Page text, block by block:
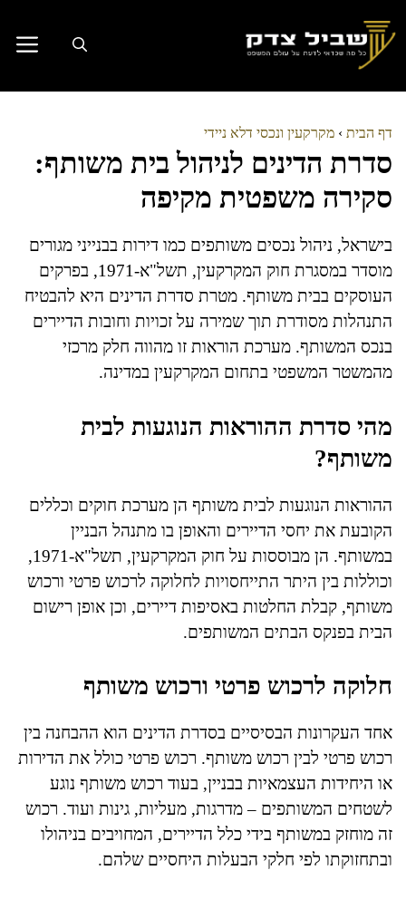
לתוכן
דף הבית › מקרקעין ונכסי דלא ניידי
סדרת הדינים לניהול בית משותף:
סקירה משפטית מקיפה
בישראל, ניהול נכסים משותפים כמו דירות בבנייני מגורים
מוסדר במסגרת חוק המקרקעין, תשל"א-1971, בפרקים
העוסקים בבית משותף. מטרת סדרת הדינים היא להבטיח
התנהלות מסודרת תוך שמירה על זכויות וחובות הדיירים
בנכס המשותף. מערכת הוראות זו מהווה חלק מרכזי
מהמשטר המשפטי בתחום המקרקעין במדינה.
מהי סדרת ההוראות הנוגעות לבית
משותף?
ההוראות הנוגעות לבית משותף הן מערכת חוקים וכללים
הקובעת את יחסי הדיירים והאופן בו מתנהל הבניין
במשותף. הן מבוססות על חוק המקרקעין, תשל"א-1971,
וכוללות בין היתר התייחסויות לחלוקה לרכוש פרטי ורכוש
משותף, קבלת החלטות באסיפות דיירים, וכן אופן רישום
הבית בפנקס הבתים המשותפים.
חלוקה לרכוש פרטי ורכוש משותף
אחד העקרונות הבסיסיים בסדרת הדינים הוא ההבחנה בין
רכוש פרטי לבין רכוש משותף. רכוש פרטי כולל את הדירות
או היחידות העצמאיות בבניין, בעוד רכוש משותף נוגע
לשטחים המשותפים – מדרגות, מעליות, גינות ועוד. רכוש
זה מוחזק במשותף בידי כלל הדיירים, המחויבים בניהולו
ובתחזוקתו לפי חלקי הבעלות היחסיים שלהם.